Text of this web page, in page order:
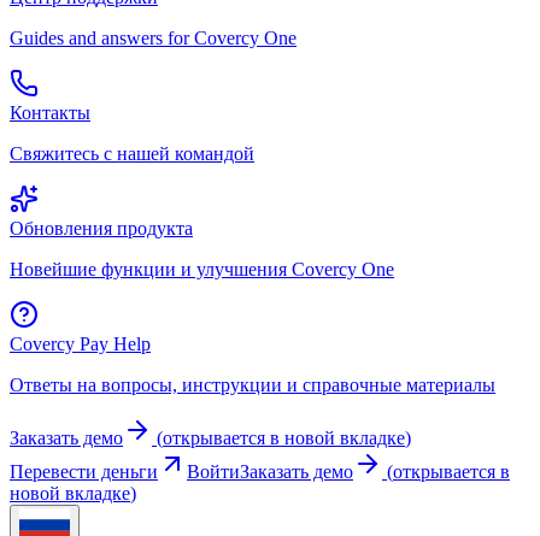
Guides and answers for Covercy One
Контакты
Свяжитесь с нашей командой
Обновления продукта
Новейшие функции и улучшения Covercy One
Covercy Pay Help
Ответы на вопросы, инструкции и справочные материалы
Заказать демо (открывается в новой вкладке)
Перевести деньги
ВойтиЗаказать демо (открывается в
новой вкладке)